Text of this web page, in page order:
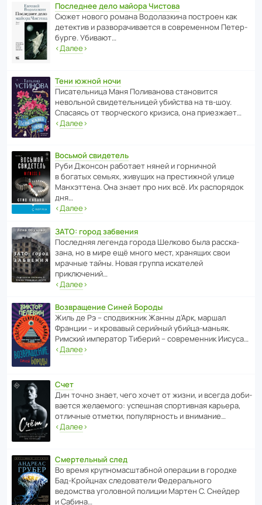
Последнее дело майора Чистова
Сюжет нового романа Водо­ла­з­кина пост­роен как
дете­ктив и разво­ра­чи­ва­ется в совре­менном Пете­р­
бурге. Убивают…
‹Далее›
Тени южной ночи
Писа­тель­ница Маня Поли­ва­нова стано­вится
невольной свиде­тель­ницей убийства на тв-шоу.
Спасаясь от твор­че­с­кого кризиса, она приезжает…
‹Далее›
Восьмой свидетель
Руби Джонсон рабо­тает няней и горни­чной
в богатых семьях, живущих на прес­ти­жной улице
Манх­эт­тена. Она знает про них всё. Их распо­рядок
дня…
‹Далее›
ЗАТО: город забвения
После­дняя легенда города Шелково была расска­
зана, но в мире ещё много мест, хранящих свои
мрачные тайны. Новая группа иска­телей
приключений…
‹Далее›
Возвращение Синей Бороды
Жиль де Рэ – спод­ви­жник Жанны д’Арк, маршал
Франции – и кровавый серийный убийца-маньяк.
Римский импе­ратор Тиберий – совре­менник Иисуса…
‹Далее›
Счет
Дин точно знает, чего хочет от жизни, и всегда доби­
ва­ется жела­е­мого: успе­шная спор­ти­вная карьера,
отли­чные отметки, попу­ля­р­ность и внимание…
‹Далее›
Смертельный след
Во время круп­но­мас­ш­та­бной операции в городке
Бад‑Крой­цнах следо­ва­тели Феде­раль­ного
ведомства уголо­вной полиции Мартен С. Снейдер
и Сабина…